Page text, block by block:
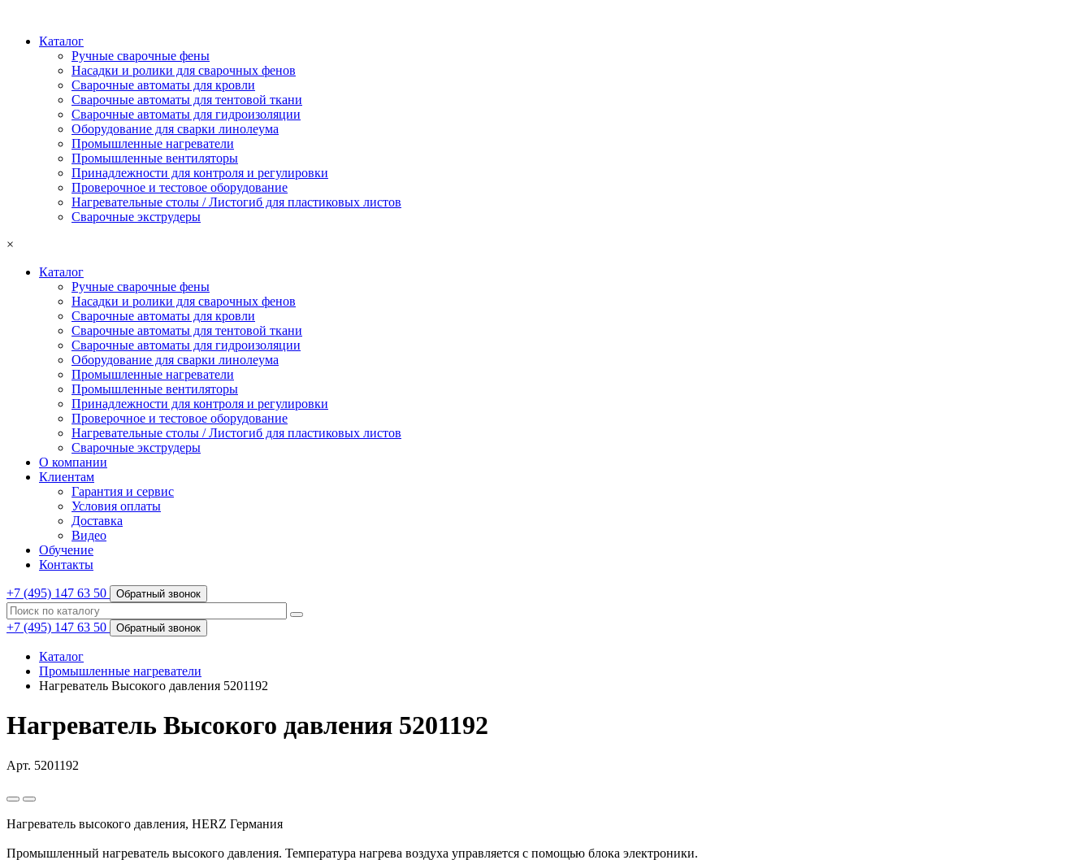
Каталог
Ручные сварочные фены
Насадки и ролики для сварочных фенов
Сварочные автоматы для кровли
Сварочные автоматы для тентовой ткани
Сварочные автоматы для гидроизоляции
Оборудование для сварки линолеума
Промышленные нагреватели
Промышленные вентиляторы
Принадлежности для контроля и регулировки
Проверочное и тестовое оборудование
Нагревательные столы / Листогиб для пластиковых листов
Сварочные экструдеры
×
Каталог
Ручные сварочные фены
Насадки и ролики для сварочных фенов
Сварочные автоматы для кровли
Сварочные автоматы для тентовой ткани
Сварочные автоматы для гидроизоляции
Оборудование для сварки линолеума
Промышленные нагреватели
Промышленные вентиляторы
Принадлежности для контроля и регулировки
Проверочное и тестовое оборудование
Нагревательные столы / Листогиб для пластиковых листов
Сварочные экструдеры
О компании
Клиентам
Гарантия и сервис
Условия оплаты
Доставка
Видео
Обучение
Контакты
+7 (495) 147 63 50 Обратный звонок
+7 (495) 147 63 50 Обратный звонок
Каталог
Промышленные нагреватели
Нагреватель Высокого давления 5201192
Нагреватель Высокого давления 5201192
Арт. 5201192
Нагреватель высокого давления, HERZ Германия
Промышленный нагреватель высокого давления. Температура нагрева воздуха управляется с помощью блока электроники.